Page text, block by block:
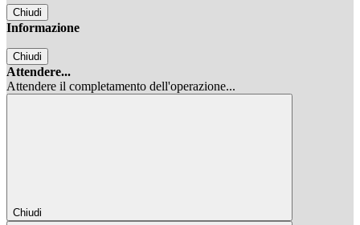
Chiudi
Informazione
Chiudi
Attendere...
Attendere il completamento dell'operazione...
Chiudi